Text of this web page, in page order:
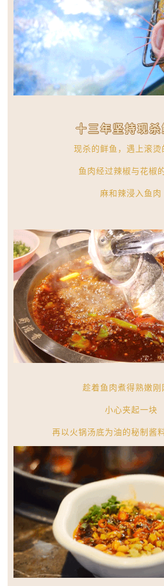
十三年坚持现杀
现杀的鲜鱼，遇上滚烫
鱼肉经过辣椒与花椒
麻和辣浸入鱼肉
趁着鱼肉煮得熟嫩刚
小心夹起一块
再以火锅汤底为油的秘制酱